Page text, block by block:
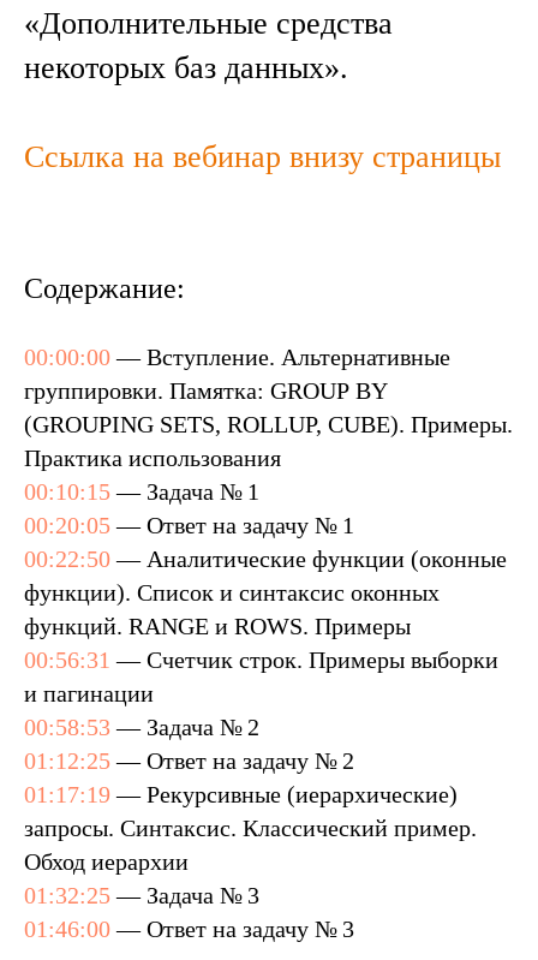
«Дополнительные средства
некоторых баз данных».
Ссылка на вебинар внизу страницы
Содержание:
00:00:00— Вступление. Альтернативные
группировки. Памятка: GROUP BY
(GROUPING SETS, ROLLUP, CUBE). Примеры.
Практика использования
00:10:15— Задача № 1
00:20:05— Ответ на задачу № 1
00:22:50— Аналитические функции (оконные
функции). Список и синтаксис оконных
функций. RANGE и ROWS. Примеры
00:56:31 — Счетчик строк. Примеры выборки
и пагинации
00:58:53— Задача № 2
01:12:25— Ответ на задачу № 2
01:17:19— Рекурсивные (иерархические)
запросы. Синтаксис. Классический пример.
Обход иерархии
01:32:25— Задача № 3
01:46:00— Ответ на задачу № 3